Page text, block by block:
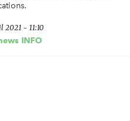
2021 - 11:10
INFO